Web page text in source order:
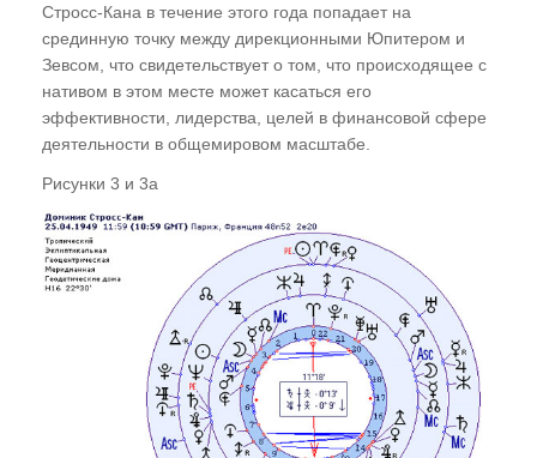
Стросс-Кана в течение этого года попадает на
срединную точку между дирекционными Юпитером и
Зевсом, что свидетельствует о том, что происходящее с
нативом в этом месте может касаться его
эффективности, лидерства, целей в финансовой сфере
деятельности в общемировом масштабе.
Рисунки 3 и 3а